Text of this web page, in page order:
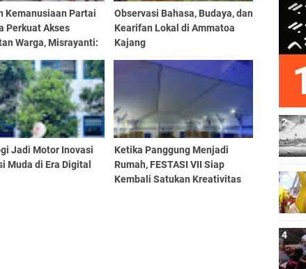
Kemanusiaan Partai
Perkuat Akses
Warga, Misrayanti:
Observasi Bahasa, Budaya, dan
Kearifan Lokal di Ammatoa
Kajang
Jadi Motor Inovasi
Muda di Era Digital
Ketika Panggung Menjadi
Rumah, FESTASI VII Siap
Kembali Satukan Kreativitas